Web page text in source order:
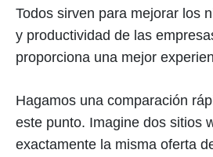
Todos sirven para mejorar los
y productividad de las
proporciona una mejor
Hagamos una comparación
este punto. Imagine dos sitios
exactamente la misma oferta